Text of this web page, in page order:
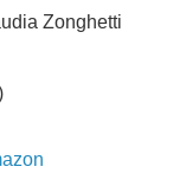
Zonghetti